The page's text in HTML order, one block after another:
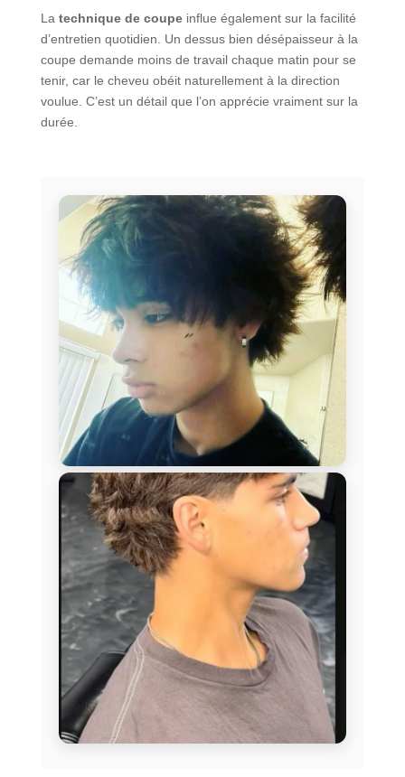
La technique de coupeinflue également sur la facilité
d’entretien quotidien. Un dessus bien désépaisseur à la
coupe demande moins de travail chaque matin pour se
tenir, car le cheveu obéit naturellement à la direction
voulue. C’est un détail que l’on apprécie vraiment sur la
durée.